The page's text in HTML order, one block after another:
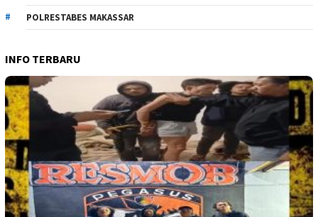
POLRESTABES MAKASSAR
INFO TERBARU